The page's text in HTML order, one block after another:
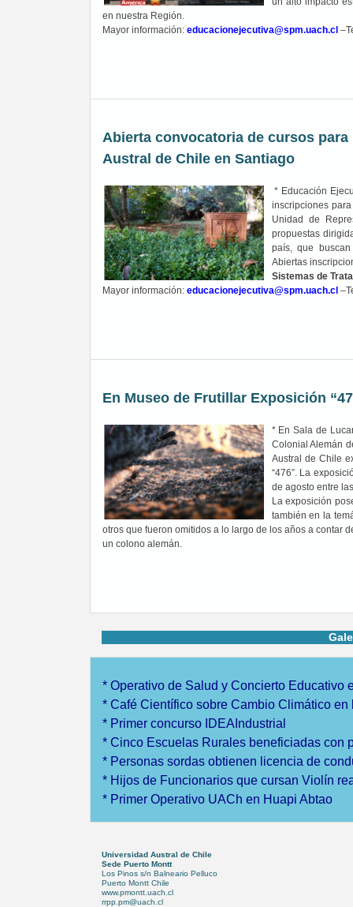
en nuestra Región.
Mayor información: educacionejecutiva@spm.uach.cl
Abierta convocatoria de cursos
Austral de Chile en Santiago
* Educación
inscripciones
Unidad de
propuestas
país, que
Abiertas
Sistemas de
Mayor información: educacionejecutiva@spm.uach.cl
En Museo de Frutillar Exposición
* En Sala de
Colonial Alemán
Austral de Chile
“476”. La
de agosto entre
La exposición
también en la
otros que fueron omitidos a lo largo de los años a contar
un colono alemán.
* Operativo de Salud y Concierto Educativo
* Café Científico sobre Cambio Climático en
* Primer concurso IDEAIndustrial
* Cinco Escuelas Rurales beneficiadas con
* Personas sordas obtienen licencia de
* Hijos de Funcionarios que cursan Violín
* Primer Operativo UACh en Huapi Abtao
Universidad Austral de Chile
Sede Puerto Montt
Los Pinos s/n Balneario Pelluco
Puerto Montt Chile
www.pmontt.uach.cl
rrpp.pm@uach.cl